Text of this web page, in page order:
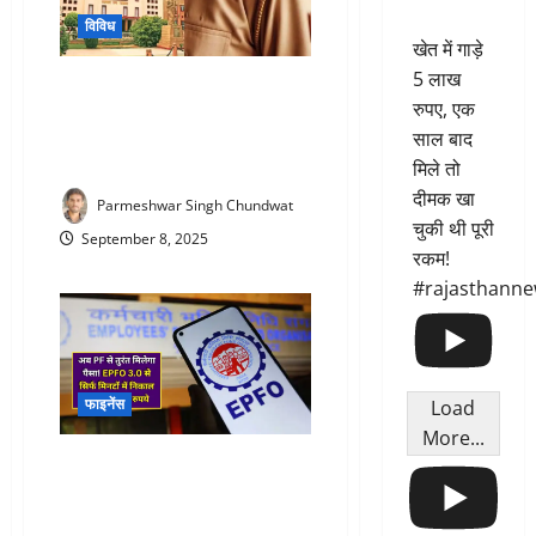
विविध
Parmeshwar Singh Chundwat
September 8, 2025
फाइनेंस
खेत में गाड़े
5 लाख
रुपए, एक
साल बाद
मिले तो
दीमक खा
चुकी थी पूरी
रकम!
Load
More...